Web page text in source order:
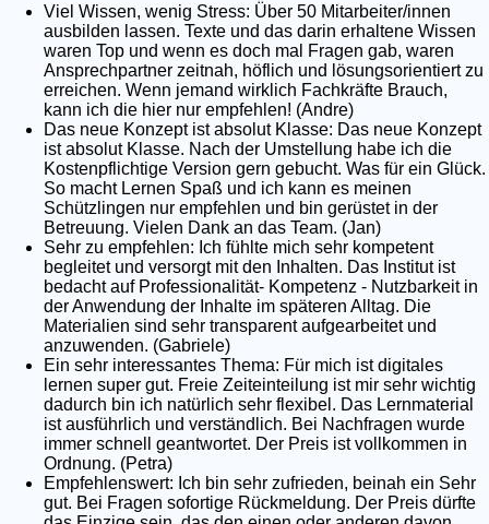
Viel Wissen, wenig Stress: Über 50 Mitarbeiter/innen
ausbilden lassen. Texte und das darin erhaltene Wissen
waren Top und wenn es doch mal Fragen gab, waren
Ansprechpartner zeitnah, höflich und lösungsorientiert zu
erreichen. Wenn jemand wirklich Fachkräfte Brauch,
kann ich die hier nur empfehlen! (Andre)
Das neue Konzept ist absolut Klasse: Das neue Konzept
ist absolut Klasse. Nach der Umstellung habe ich die
Kostenpflichtige Version gern gebucht. Was für ein Glück.
So macht Lernen Spaß und ich kann es meinen
Schützlingen nur empfehlen und bin gerüstet in der
Betreuung. Vielen Dank an das Team. (Jan)
Sehr zu empfehlen: Ich fühlte mich sehr kompetent
begleitet und versorgt mit den Inhalten. Das Institut ist
bedacht auf Professionalität- Kompetenz - Nutzbarkeit in
der Anwendung der Inhalte im späteren Alltag. Die
Materialien sind sehr transparent aufgearbeitet und
anzuwenden. (Gabriele)
Ein sehr interessantes Thema: Für mich ist digitales
lernen super gut. Freie Zeiteinteilung ist mir sehr wichtig
dadurch bin ich natürlich sehr flexibel. Das Lernmaterial
ist ausführlich und verständlich. Bei Nachfragen wurde
immer schnell geantwortet. Der Preis ist vollkommen in
Ordnung. (Petra)
Empfehlenswert: Ich bin sehr zufrieden, beinah ein Sehr
gut. Bei Fragen sofortige Rückmeldung. Der Preis dürfte